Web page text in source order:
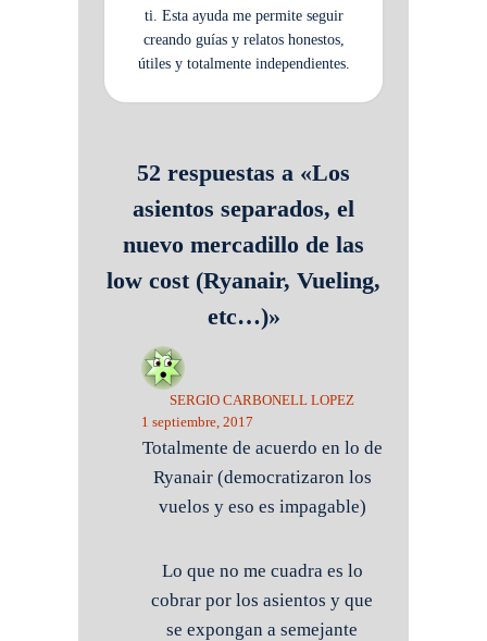
ti. Esta ayuda me permite seguir
creando guías y relatos honestos,
útiles y totalmente independientes.
52 respuestas a «Los
asientos separados, el
nuevo mercadillo de las
low cost (Ryanair, Vueling,
etc…)»
SERGIO CARBONELL LOPEZ
1 septiembre, 2017
Totalmente de acuerdo en lo de
Ryanair (democratizaron los
vuelos y eso es impagable)
Lo que no me cuadra es lo
cobrar por los asientos y que
se expongan a semejante